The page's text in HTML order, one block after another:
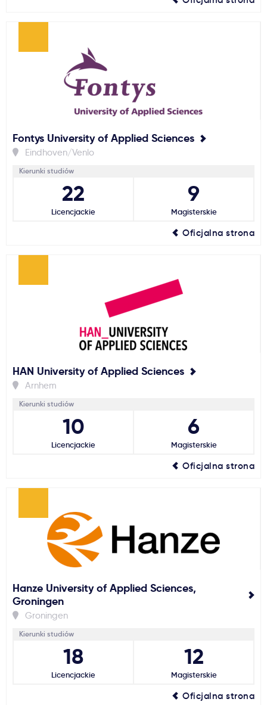
Fontys University of Applied Sciences
Eindhoven/Venlo
Kierunki studiów
22
Licencjackie
9
Magisterskie
Oficjalna strona
HAN University of Applied Sciences
Arnhem
Kierunki studiów
10
Licencjackie
6
Magisterskie
Oficjalna strona
Hanze University of Applied Sciences,
Groningen
Groningen
Kierunki studiów
18
Licencjackie
12
Magisterskie
Oficjalna strona